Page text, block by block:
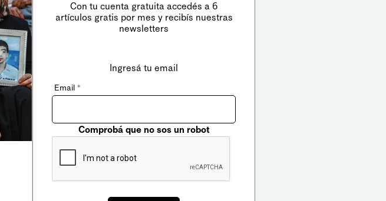
Con tu cuenta gratuita accedés a 6
artículos gratis por mes y recibís nuestras
newsletters
Ingresá tu email
Email *
Comprobá que no sos un robot